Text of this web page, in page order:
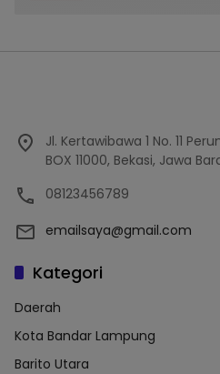
Jl. Kertawibawa 1 No. 11
BOX 11000, Bekasi, Jawa
08123456789
emailsaya@gmail.com
Kategori
Daerah
Kota Bandar Lampung
Barito Utara